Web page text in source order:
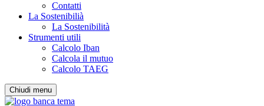
Contatti
La Sostenibilià
La Sostenibilità
Strumenti utili
Calcolo Iban
Calcola il mutuo
Calcolo TAEG
Chiudi menu